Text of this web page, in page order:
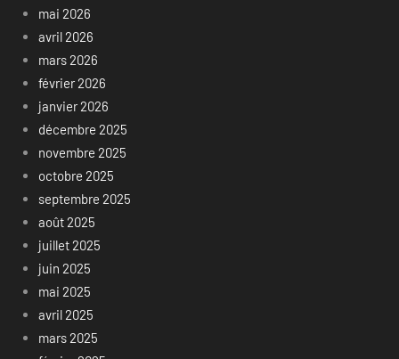
mai 2026
avril 2026
mars 2026
février 2026
janvier 2026
décembre 2025
novembre 2025
octobre 2025
septembre 2025
août 2025
juillet 2025
juin 2025
mai 2025
avril 2025
mars 2025